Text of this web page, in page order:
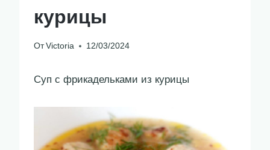
курицы
От Victoria 12/03/2024
Суп с фрикадельками из курицы